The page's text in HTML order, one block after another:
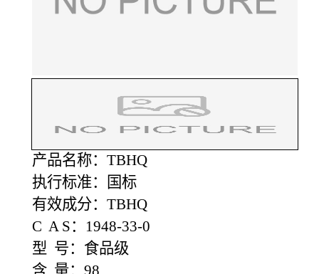
产品名称：TBHQ
执行标准：国标
有效成分：TBHQ
C A S：1948-33-0
型 号：食品级
含 量：98